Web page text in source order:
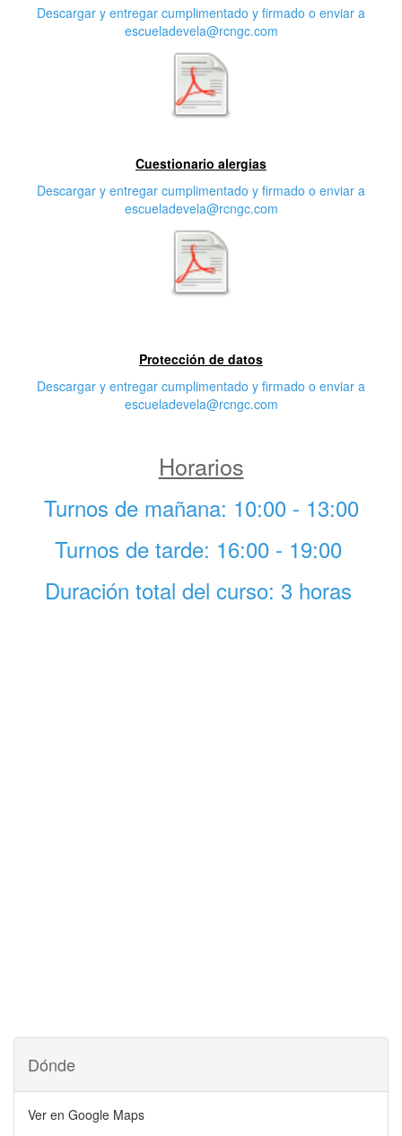
Descargar y entregar cumplimentado y firmado o enviar a
escueladevela@rcngc.com
Cuestionario alergias
Descargar y entregar cumplimentado y firmado o enviar a
escueladevela@rcngc.com
Protección de datos
Descargar y entregar cumplimentado y firmado o enviar a
escueladevela@rcngc.com
Horarios
Turnos de mañana: 10:00 - 13:00
Turnos de tarde: 16:00 - 19:00
Duración total del curso: 3 horas
Dónde
Ver en Google Maps